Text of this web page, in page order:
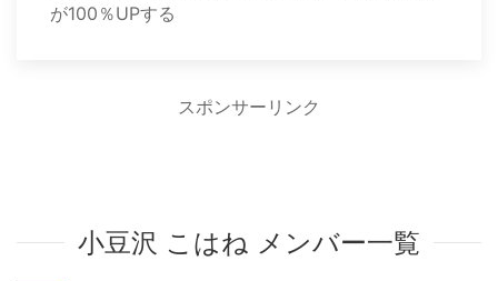
が100％UPする
スポンサーリンク
小豆沢 こはね メンバー一覧